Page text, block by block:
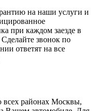
на наши услуги и
при каждом заезде в
звонок по
ответят на все
всех районах Москвы,